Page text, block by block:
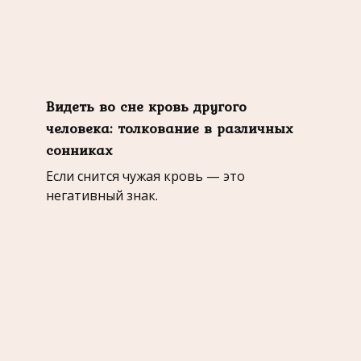
Видеть во сне кровь другого
человека: толкование в различных
сонниках
Если снится чужая кровь — это
негативный знак.